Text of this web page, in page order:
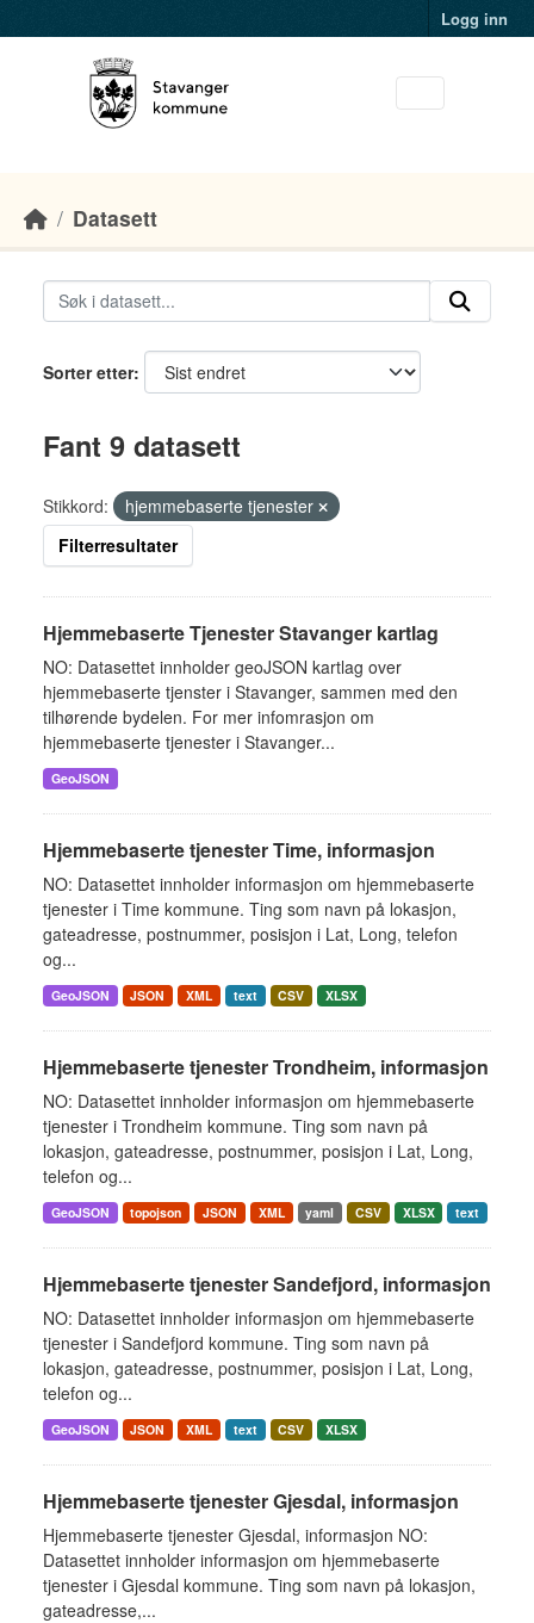
Logg inn
Datasett
Sorter etter
Fant 9 datasett
Stikkord:
hjemmebaserte tjenester
Filterresultater
Hjemmebaserte Tjenester Stavanger kartlag
NO: Datasettet innholder geoJSON kartlag over
hjemmebaserte tjenster i Stavanger, sammen med den
tilhørende bydelen. For mer infomrasjon om
hjemmebaserte tjenester i Stavanger...
GeoJSON
Hjemmebaserte tjenester Time, informasjon
NO: Datasettet innholder informasjon om hjemmebaserte
tjenester i Time kommune. Ting som navn på lokasjon,
gateadresse, postnummer, posisjon i Lat, Long, telefon
og...
GeoJSON JSON XML text CSV XLSX
Hjemmebaserte tjenester Trondheim, informasjon
NO: Datasettet innholder informasjon om hjemmebaserte
tjenester i Trondheim kommune. Ting som navn på
lokasjon, gateadresse, postnummer, posisjon i Lat, Long,
telefon og...
GeoJSON topojson JSON XML yaml CSV XLSX text
Hjemmebaserte tjenester Sandefjord, informasjon
NO: Datasettet innholder informasjon om hjemmebaserte
tjenester i Sandefjord kommune. Ting som navn på
lokasjon, gateadresse, postnummer, posisjon i Lat, Long,
telefon og...
GeoJSON JSON XML text CSV XLSX
Hjemmebaserte tjenester Gjesdal, informasjon
Hjemmebaserte tjenester Gjesdal, informasjon NO:
Datasettet innholder informasjon om hjemmebaserte
tjenester i Gjesdal kommune. Ting som navn på lokasjon,
gateadresse,...